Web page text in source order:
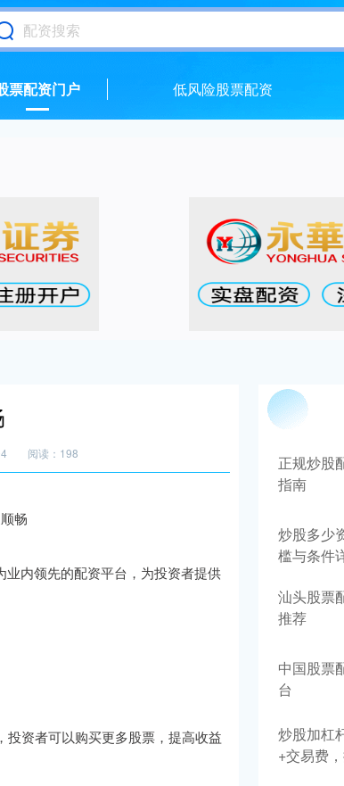
票配资门户 低风险股票配资
阅读：198
内领先的配资平台，为投资者提供
资者可以购买更多股票，提高收益
正规炒股
指南
炒股多少
槛与条件
汕头股票
推荐
中国股票
台
炒股加杠
+交易费